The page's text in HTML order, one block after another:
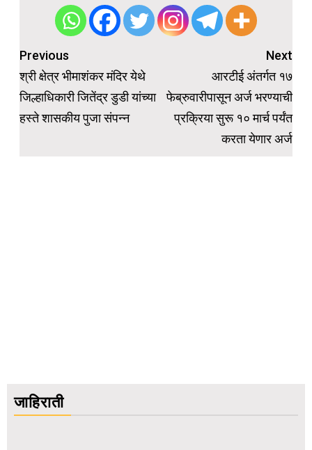
Post
navigation
Previous
श्री क्षेत्र भीमाशंकर मंदिर येथे
जिल्हाधिकारी जितेंद्र डुडी यांच्या
हस्ते शासकीय पुजा संपन्न
Next
आरटीई अंतर्गत १७
फेब्रुवारीपासून अर्ज भरण्याची
प्रक्रिया सुरू १० मार्च पर्यंत
करता येणार अर्ज
जाहिराती